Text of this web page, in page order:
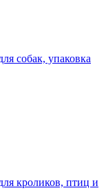
собак, упаковка
кроликов, птиц и